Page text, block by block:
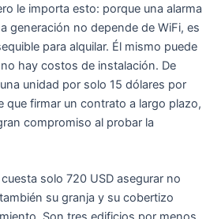
le importa esto: porque una alarma
generación no depende de WiFi, es
para alquilar. Él mismo puede
hay costos de instalación. De
unidad por solo 15 dólares por
que firmar un contrato a largo plazo,
compromiso al probar la
solo 720 USD asegurar no
su granja y su cobertizo